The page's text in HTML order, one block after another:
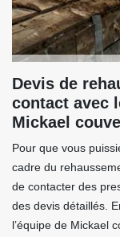
Devis de
contact avec
Mickael
Pour que vous
cadre du
de contacter des
des devis détaillés.
l’équipe de Mickael